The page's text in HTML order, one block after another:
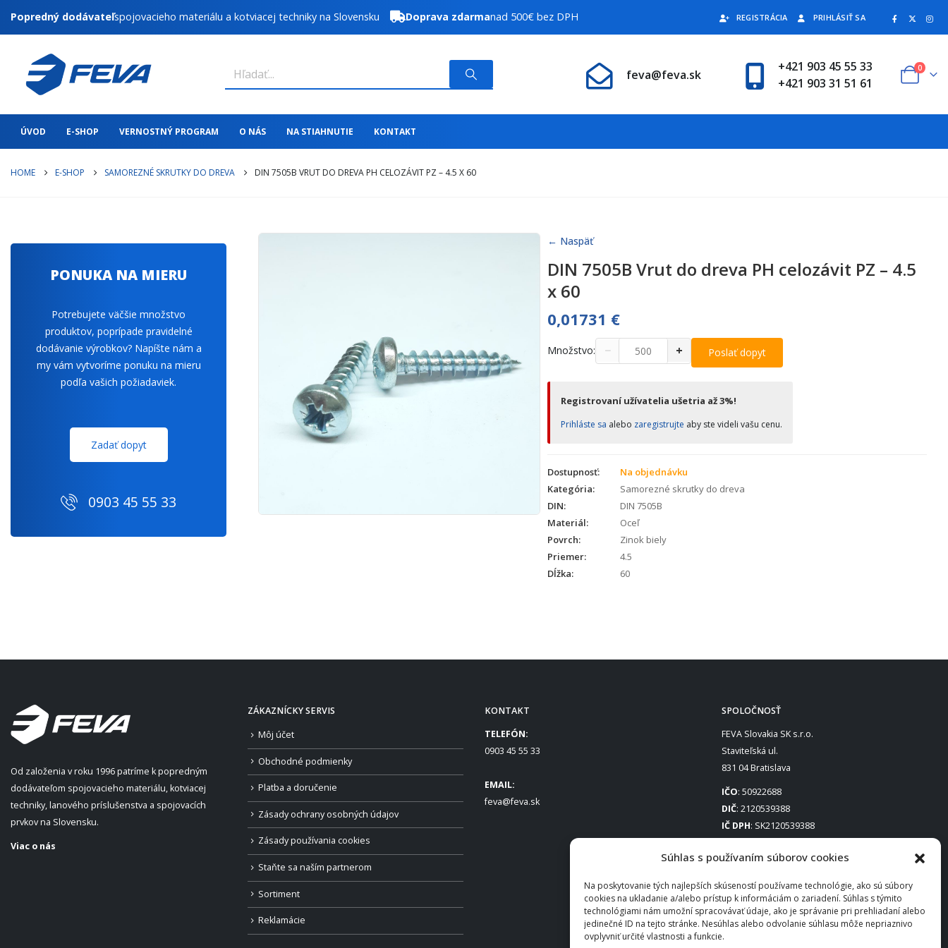
Súhlas s používaním súborov cookies
Na poskytovanie tých najlepších skúseností používame technológie, ako sú súbory
cookies na ukladanie a/alebo prístup k informáciám o zariadení. Súhlas s týmito
technológiami nám umožní spracovávať údaje, ako je správanie pri prehliadaní alebo
jedinečné ID na tejto stránke. Nesúhlas alebo odvolanie súhlasu môže nepriaznivo
ovplyvniť určité vlastnosti a funkcie.
Popredný dodávateľspojovacieho materiálu a kotviacej techniky na Slovensku Doprava zdarmanad 500€ bez DPH REGISTRÁCIA PRIHLÁSIŤ SA
feva@feva.sk
+421 903 45 55 33
+421 903 31 51 61
0
ÚVOD E-SHOP VERNOSTNÝ PROGRAM O NÁS NA STIAHNUTIE KONTAKT
HOME E-SHOP SAMOREZNÉ SKRUTKY DO DREVA DIN 7505B VRUT DO DREVA PH CELOZÁVIT PZ – 4.5 X 60
← Naspäť
DIN 7505B Vrut do dreva PH celozávit PZ – 4.5
x 60
0,01731 €
Množstvo: − + Poslať dopyt
Registrovaní užívatelia ušetria až 3%!
Prihláste sa alebo zaregistrujte aby ste videli vašu cenu.
Dostupnosť:
Na objednávku
Kategória:
Samorezné skrutky do dreva
DIN:
DIN 7505B
Materiál:
Oceľ
Povrch:
Zinok biely
Priemer:
4.5
Dĺžka:
60
PONUKA NA MIERU
Potrebujete väčšie množstvo
produktov, poprípade pravidelné
dodávanie výrobkov? Napíšte nám a
my vám vytvoríme ponuku na mieru
podľa vašich požiadaviek.
Zadať dopyt
0903 45 55 33
Od založenia v roku 1996 patríme k popredným
dodávateľom spojovacieho materiálu, kotviacej
techniky, lanového príslušenstva a spojovacích
prvkov na Slovensku.
Viac o nás
ZÁKAZNÍCKY SERVIS
Môj účet
Obchodné podmienky
Platba a doručenie
Zásady ochrany osobných údajov
Zásady používania cookies
Staňte sa naším partnerom
Sortiment
Reklamácie
KONTAKT
TELEFÓN:
0903 45 55 33
EMAIL:
feva@feva.sk
SPOLOČNOSŤ
FEVA Slovakia SK s.r.o.
Staviteľská ul.
831 04 Bratislava
IČO: 50922688
DIČ: 2120539388
IČ DPH: SK2120539388